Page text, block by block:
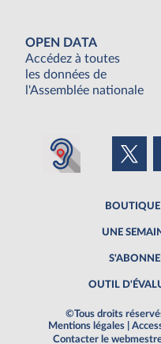
OPEN DATA
Accédez à toutes
les données de
l'Assemblée nationale
BOUTIQUE
UNE
OUTIL
©Tous droits
Mentions légales
Contacter le